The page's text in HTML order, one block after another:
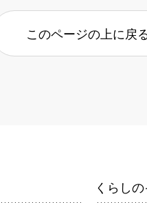
このページの上に戻
くらし